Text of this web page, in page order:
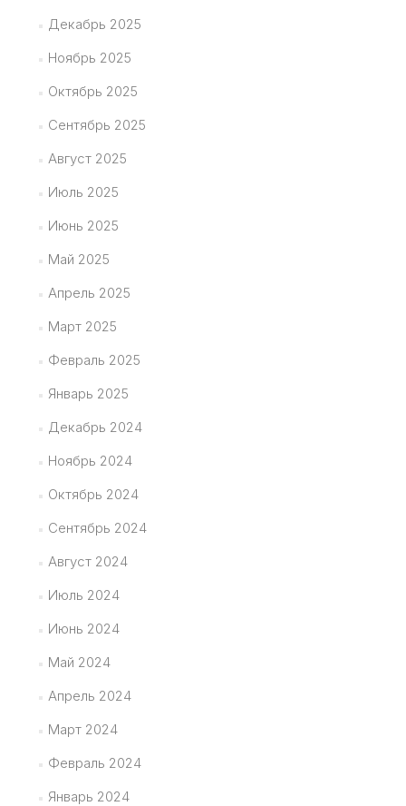
Декабрь 2025
Ноябрь 2025
Октябрь 2025
Сентябрь 2025
Август 2025
Июль 2025
Июнь 2025
Май 2025
Апрель 2025
Март 2025
Февраль 2025
Январь 2025
Декабрь 2024
Ноябрь 2024
Октябрь 2024
Сентябрь 2024
Август 2024
Июль 2024
Июнь 2024
Май 2024
Апрель 2024
Март 2024
Февраль 2024
Январь 2024